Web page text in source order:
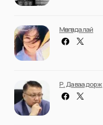
Мөнгөндалай
Р. Даваадорж